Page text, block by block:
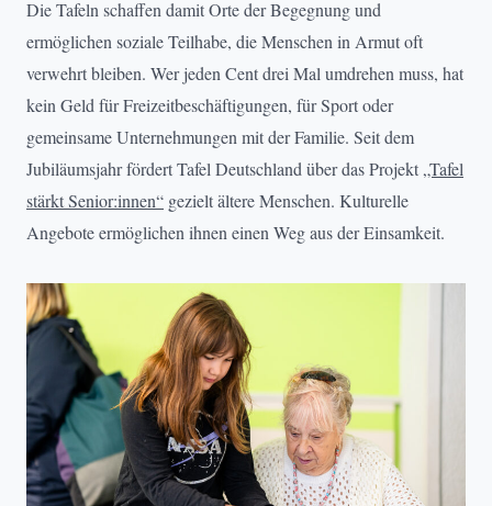
Die Tafeln schaffen damit Orte der Begegnung und
ermöglichen soziale Teilhabe, die Menschen in Armut oft
verwehrt bleiben. Wer jeden Cent drei Mal umdrehen muss, hat
kein Geld für Freizeitbeschäftigungen, für Sport oder
gemeinsame Unternehmungen mit der Familie. Seit dem
Jubiläumsjahr fördert Tafel Deutschland über das Projekt „Tafel
stärkt Senior:innen“ gezielt ältere Menschen. Kulturelle
Angebote ermöglichen ihnen einen Weg aus der Einsamkeit.